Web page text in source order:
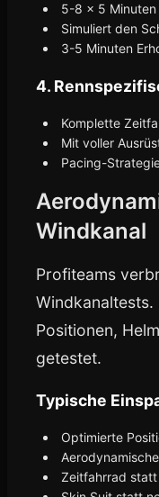
5-8 x 5 Minuten
Simuliert den
3-5 Minuten
4.
Komplette
Mit voller
Pacing-
Windkanal
Profiteams
Positionen,
getestet.
Typische
Optimierte
Zeitfahrrad